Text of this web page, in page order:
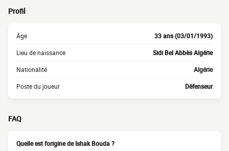
Profil
Âge 33 ans (03/01/1993)
Lieu de naissance Sidi Bel Abbès Algérie
Nationalité Algérie
Poste du joueur Défenseur
FAQ
Quelle est l'origine de Ishak Bouda ?